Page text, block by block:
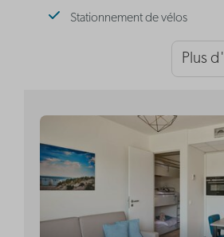
Stationnement de vélos
Plus